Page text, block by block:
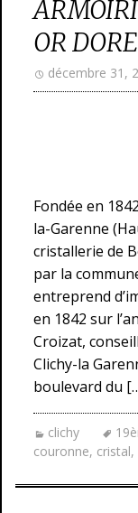
OR
décembre 31,
Fondée en
la-Garenne
cristallerie de
par la
entreprend
en 1842 sur
Croizat,
Clichy-la
boulevard du
clichy
couronne, cristal,